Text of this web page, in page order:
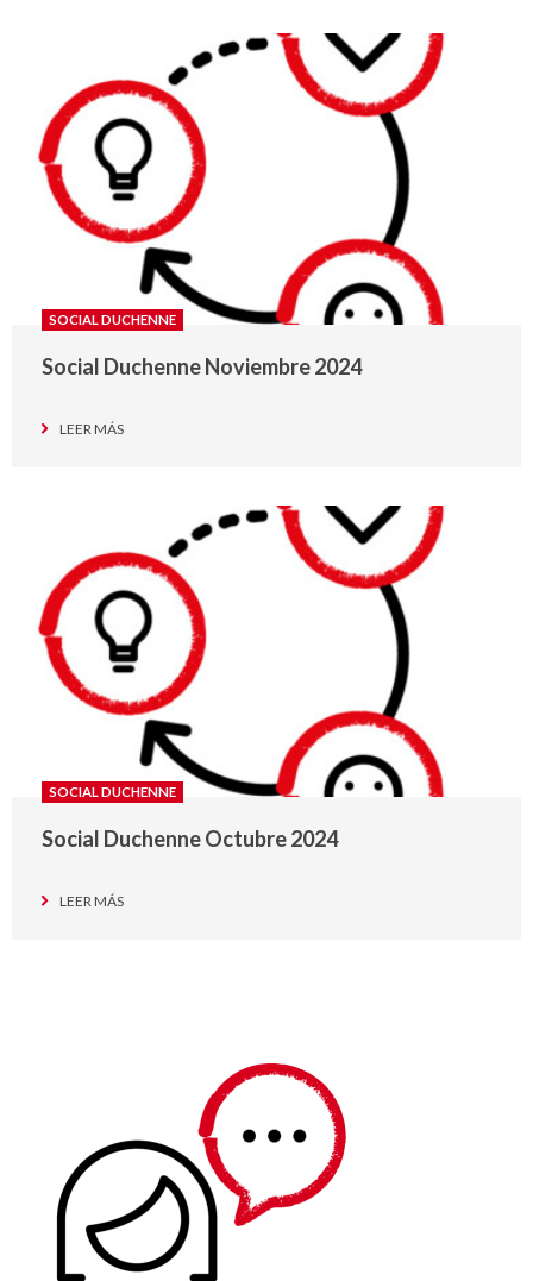
SOCIAL DUCHENNE
Social Duchenne Noviembre 2024
LEER MÁS
SOCIAL DUCHENNE
Social Duchenne Octubre 2024
LEER MÁS